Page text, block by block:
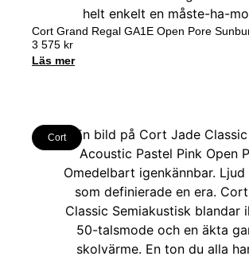
Cort Grand Regal GA1E Open Pore
3 575 kr
Läs mer
Cort